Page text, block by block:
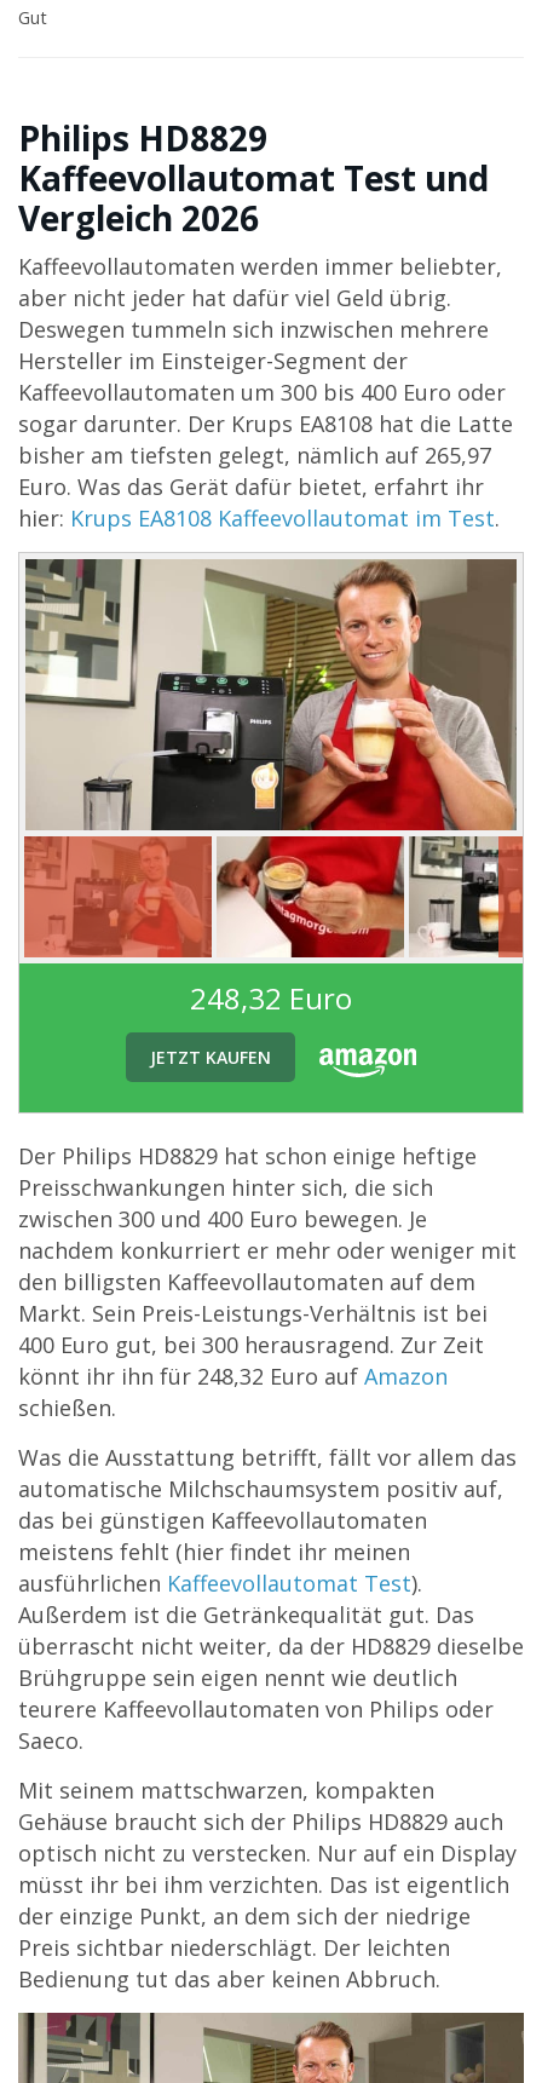
Gut
Philips HD8829
Kaffeevollautomat Test und
Vergleich 2026
Kaffeevollautomaten werden immer beliebter,
aber nicht jeder hat dafür viel Geld übrig.
Deswegen tummeln sich inzwischen mehrere
Hersteller im Einsteiger-Segment der
Kaffeevollautomaten um 300 bis 400 Euro oder
sogar darunter. Der Krups EA8108 hat die Latte
bisher am tiefsten gelegt, nämlich auf 265,97
Euro. Was das Gerät dafür bietet, erfahrt ihr
hier: Krups EA8108 Kaffeevollautomat im Test.
248,32 Euro
JETZT KAUFEN
Der Philips HD8829 hat schon einige heftige
Preisschwankungen hinter sich, die sich
zwischen 300 und 400 Euro bewegen. Je
nachdem konkurriert er mehr oder weniger mit
den billigsten Kaffeevollautomaten auf dem
Markt. Sein Preis-Leistungs-Verhältnis ist bei
400 Euro gut, bei 300 herausragend. Zur Zeit
könnt ihr ihn für 248,32 Euro auf Amazon
schießen.
Was die Ausstattung betrifft, fällt vor allem das
automatische Milchschaumsystem positiv auf,
das bei günstigen Kaffeevollautomaten
meistens fehlt (hier findet ihr meinen
ausführlichen Kaffeevollautomat Test).
Außerdem ist die Getränkequalität gut. Das
überrascht nicht weiter, da der HD8829 dieselbe
Brühgruppe sein eigen nennt wie deutlich
teurere Kaffeevollautomaten von Philips oder
Saeco.
Mit seinem mattschwarzen, kompakten
Gehäuse braucht sich der Philips HD8829 auch
optisch nicht zu verstecken. Nur auf ein Display
müsst ihr bei ihm verzichten. Das ist eigentlich
der einzige Punkt, an dem sich der niedrige
Preis sichtbar niederschlägt. Der leichten
Bedienung tut das aber keinen Abbruch.